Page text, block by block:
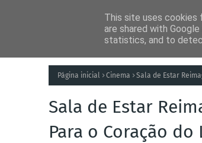
Página inicial Cinema Sala de Estar
Sala de Estar
Para o Coração do
This site uses cookies
are shared with
statistics, and to